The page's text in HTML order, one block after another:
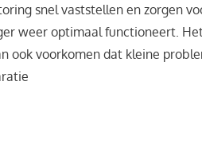
snel vaststellen en zorgen
weer optimaal functioneert.
ook voorkomen dat kleine